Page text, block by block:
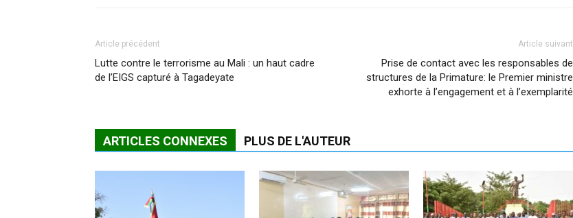
Article précédent
Lutte contre le terrorisme au Mali : un haut cadre
de l’EIGS capturé à Tagadeyate
Article suivant
Prise de contact avec les responsables de
structures de la Primature: le Premier ministre
exhorte à l’engagement et à l’exemplarité
ARTICLES CONNEXES PLUS DE L'AUTEUR